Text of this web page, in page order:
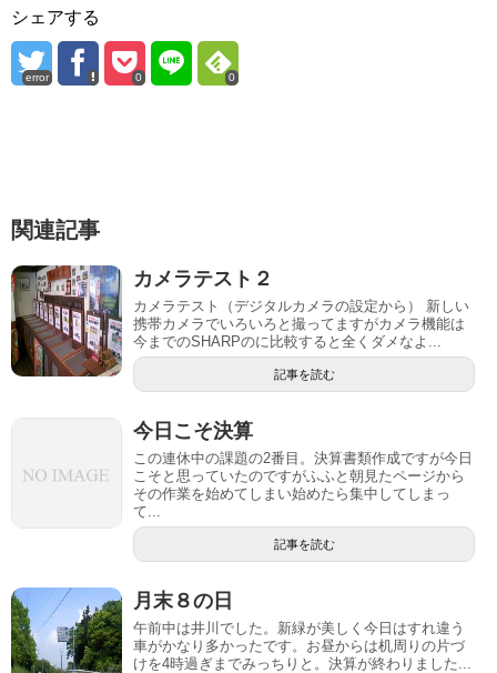
シェアする
error 0 0
関連記事
カメラテスト２
カメラテスト（デジタルカメラの設定から） 新しい
携帯カメラでいろいろと撮ってますがカメラ機能は
今までのSHARPのに比較すると全くダメなよ...
記事を読む
今日こそ決算
この連休中の課題の2番目。決算書類作成ですが今日
こそと思っていたのですがふふと朝見たページから
その作業を始めてしまい始めたら集中してしまっ
て...
記事を読む
月末８の日
午前中は井川でした。新緑が美しく今日はすれ違う
車がかなり多かったです。お昼からは机周りの片づ
けを4時過ぎまでみっちりと。決算が終わりました...